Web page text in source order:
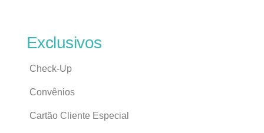
Exclusivos
Check-Up
Convênios
Cartão Cliente Especial